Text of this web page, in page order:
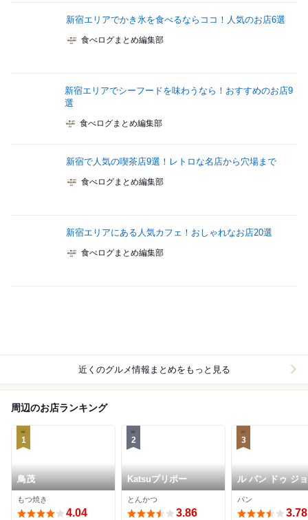
新宿エリアでかき氷を食べるならココ！人気のお店6選
食べログまとめ編集部
新宿エリアでシーフードを味わうなら！おすすめのお店9
選
食べログまとめ編集部
新宿で人気の喫茶店9選！レトロな名店から穴場まで
食べログまとめ編集部
新宿エリアにある人気カフェ！おしゃれなお店20選
食べログまとめ編集部
近くのグルメ情報まとめをもっと見る
周辺のお店ランキング
1
鳥茂
もつ焼き
4.04
2
Katsuプリポー
とんかつ
3.86
3
ル パン ドゥ ジ
ル･ロブション
マン新宿店
パン
3.78